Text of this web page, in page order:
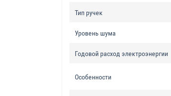
Тип ручек
Уровень шума
Годовой расход электроэнергии
Особенности